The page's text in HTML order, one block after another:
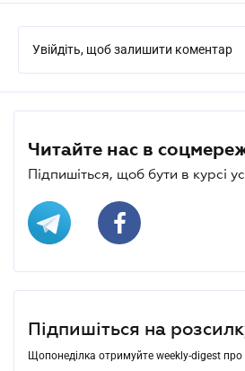
Увійдіть, щоб залишити коментар
Читайте нас в
Підпишіться, щоб бути в курсі
Підпишіться на
Щопонеділка отримуйте weekly-digest про